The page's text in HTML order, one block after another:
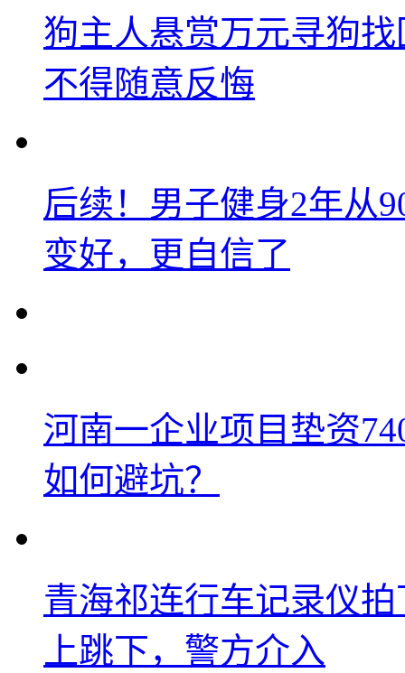
狗主人悬赏万元寻狗
不得随意反悔
后续！男子健身2年从
变好，更自信了
河南一企业项目垫资
如何避坑？
青海祁连行车记录仪
上跳下，警方介入